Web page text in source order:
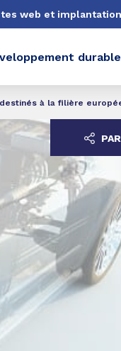
web et
durable
à la filière